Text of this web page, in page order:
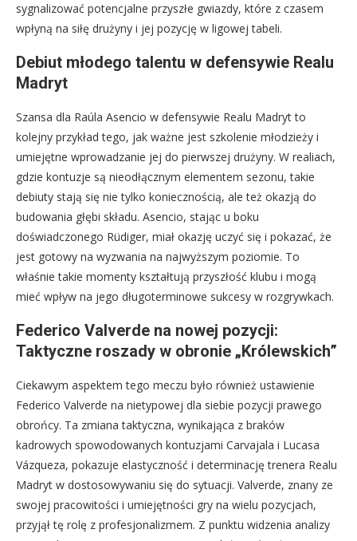
sygnalizować potencjalne przyszłe gwiazdy, które z czasem
wpłyną na siłę drużyny i jej pozycję w ligowej tabeli.
Debiut młodego talentu w defensywie Realu
Madryt
Szansa dla Raúla Asencio w defensywie Realu Madryt to
kolejny przykład tego, jak ważne jest szkolenie młodzieży i
umiejętne wprowadzanie jej do pierwszej drużyny. W realiach,
gdzie kontuzje są nieodłącznym elementem sezonu, takie
debiuty stają się nie tylko koniecznością, ale też okazją do
budowania głębi składu. Asencio, stając u boku
doświadczonego Rüdiger, miał okazję uczyć się i pokazać, że
jest gotowy na wyzwania na najwyższym poziomie. To
właśnie takie momenty kształtują przyszłość klubu i mogą
mieć wpływ na jego długoterminowe sukcesy w rozgrywkach.
Federico Valverde na nowej pozycji:
Taktyczne roszady w obronie „Królewskich”
Ciekawym aspektem tego meczu było również ustawienie
Federico Valverde na nietypowej dla siebie pozycji prawego
obrońcy. Ta zmiana taktyczna, wynikająca z braków
kadrowych spowodowanych kontuzjami Carvajala i Lucasa
Vázqueza, pokazuje elastyczność i determinację trenera Realu
Madryt w dostosowywaniu się do sytuacji. Valverde, znany ze
swojej pracowitości i umiejętności gry na wielu pozycjach,
przyjął tę rolę z profesjonalizmem. Z punktu widzenia analizy